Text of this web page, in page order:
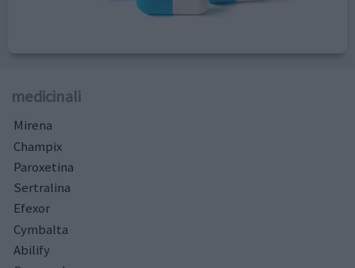
medicinali
Mirena
Champix
Paroxetina
Sertralina
Efexor
Cymbalta
Abilify